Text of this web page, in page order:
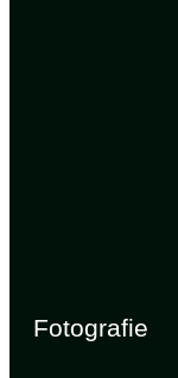
Fotografie